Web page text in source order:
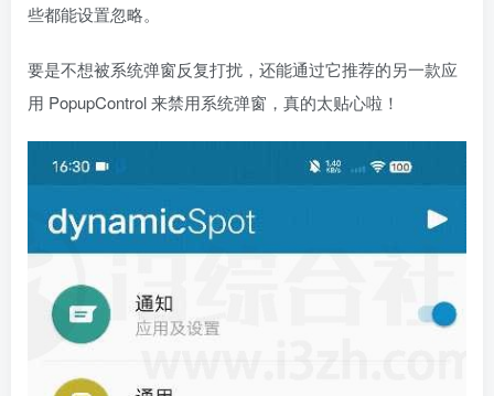
些都能设置忽略。
要是不想被系统弹窗反复打扰，还能通过它推荐的另一款应
用 PopupControl 来禁用系统弹窗，真的太贴心啦！